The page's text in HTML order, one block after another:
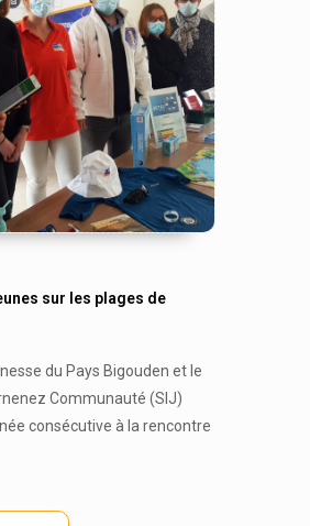
sur les plages de
du Pays Bigouden et le
Communauté (SIJ)
consécutive à la rencontre